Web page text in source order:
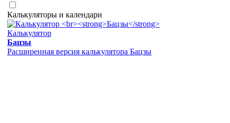
Калькуляторы и календари
Калькулятор
Бацзы
Расширенная версия калькулятора Бацзы